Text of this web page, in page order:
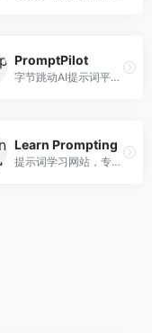
PromptPilot
字节跳动AI提示词平台，专注于提示词优化与管理。面向AI用户，提供提示词优化、效果测试、团队协作等服务，企业级功能完善。
Learn Prompting
提示词学习网站，专注于提示词工程教育。面向AI学习者，提供提示词教程、最佳实践、案例研究等资源，教学内容系统。